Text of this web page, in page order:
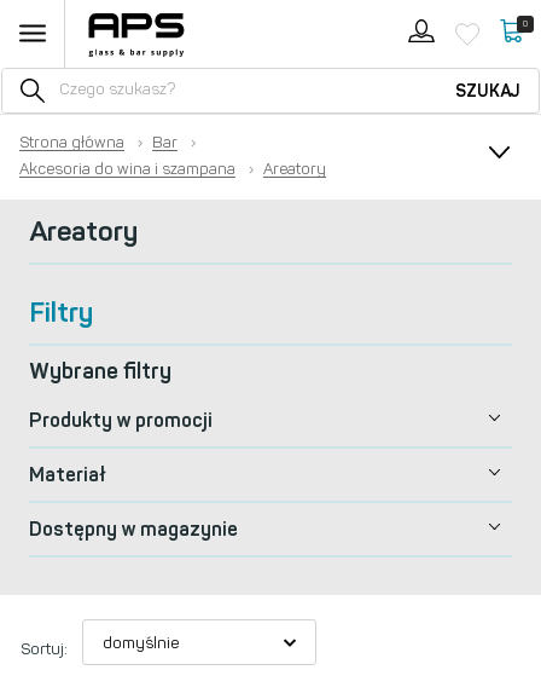
0
SZUKAJ
Strona główna › Bar
›
Akcesoria do wina i szampana
› Areatory
Areatory
Filtry
Wybrane filtry
Produkty w promocji
Materiał
Dostępny w magazynie
Sortuj: